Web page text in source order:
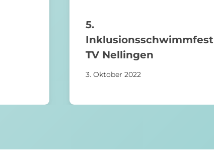
5.
Inklusionsschwimmfest
TV Nellingen
3. Oktober 2022